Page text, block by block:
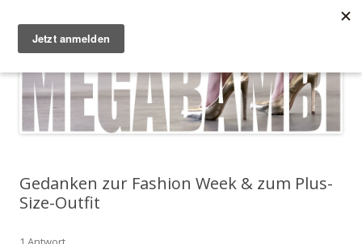
Megabambi
Gedanken zur Fashion Week & zum Plus-
Size-Outfit